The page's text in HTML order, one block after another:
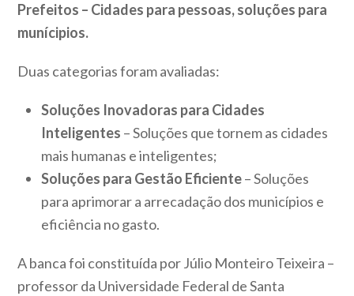
Prefeitos – Cidades para pessoas, soluções para
munícipios.
Duas categorias foram avaliadas:
Soluções Inovadoras para Cidades
Inteligentes – Soluções que tornem as cidades
mais humanas e inteligentes;
Soluções para Gestão Eficiente– Soluções
para aprimorar a arrecadação dos municípios e
eficiência no gasto.
A banca foi constituída por Júlio Monteiro Teixeira –
professor da Universidade Federal de Santa